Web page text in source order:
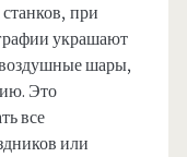
при
украшают
шары,
Это
все
или